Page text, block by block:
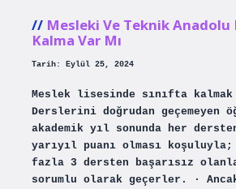
Mesleki Ve Teknik Anadolu
Kalma Var Mı
Tarih: Eylül 25, 2024
Meslek lisesinde sınıfta kalmak
Derslerini doğrudan geçemeyen
akademik yıl sonunda her
yarıyıl puanı olması
fazla 3 dersten başarısız
sorumlu olarak geçerler. ·